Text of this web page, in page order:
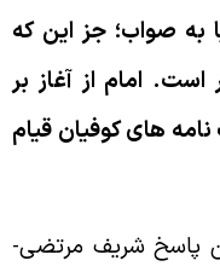
صواب؛ جز اين كه
امام از آغاز بر
هاى كوفيان قيام
پاسخ شريف مرتضى-